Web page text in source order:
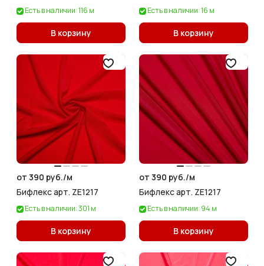
Есть в наличии: 116 м
В корзину
Есть в наличии: 16 м
В корзину
от 390 руб./м
Бифлекс арт. ZE1217
Есть в наличии: 301 м
В корзину
от 390 руб./м
Бифлекс арт. ZE1217
Есть в наличии: 94 м
В корзину